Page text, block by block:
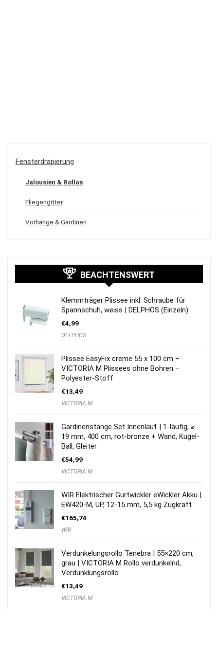
Fensterdrapierung
Jalousien & Rollos
Fliegengitter
Vorhänge & Gardinen
BEACHTENSWERT
Klemmträger Plissee inkl. Schraube für
Spannschuh, weiss | DELPHOS (Einzeln)
€4,99
DELPHOS
Plissee EasyFix creme 55 x 100 cm –
VICTORIA M Plissees ohne Bohren –
Polyester-Stoff
€13,49
VICTORIA M
Gardinenstange Set Innenlauf | 1-läufig, ⌀
19 mm, 400 cm, rot-bronze + Wand, Kugel-
Ball, Gleiter
€54,99
VICTORIA M
WIR Elektrischer Gurtwickler eWickler Akku |
EW420-M, UP, 12-15 mm, 5,5 kg Zugkraft
€165,74
WIR
Verdunkelungsrollo Tenebra | 55×220 cm,
grau | VICTORIA M Rollo verdunkelnd,
Verdunklungsrollo
€13,49
VICTORIA M